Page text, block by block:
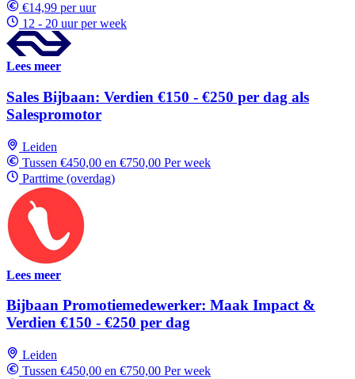
€14,99 per uur
12 - 20 uur per week
Lees meer
Sales Bijbaan: Verdien €150 - €250 per dag als
Salespromotor
Leiden
Tussen €450,00 en €750,00 Per week
Parttime (overdag)
Lees meer
Bijbaan Promotiemedewerker: Maak Impact &
Verdien €150 - €250 per dag
Leiden
Tussen €450,00 en €750,00 Per week